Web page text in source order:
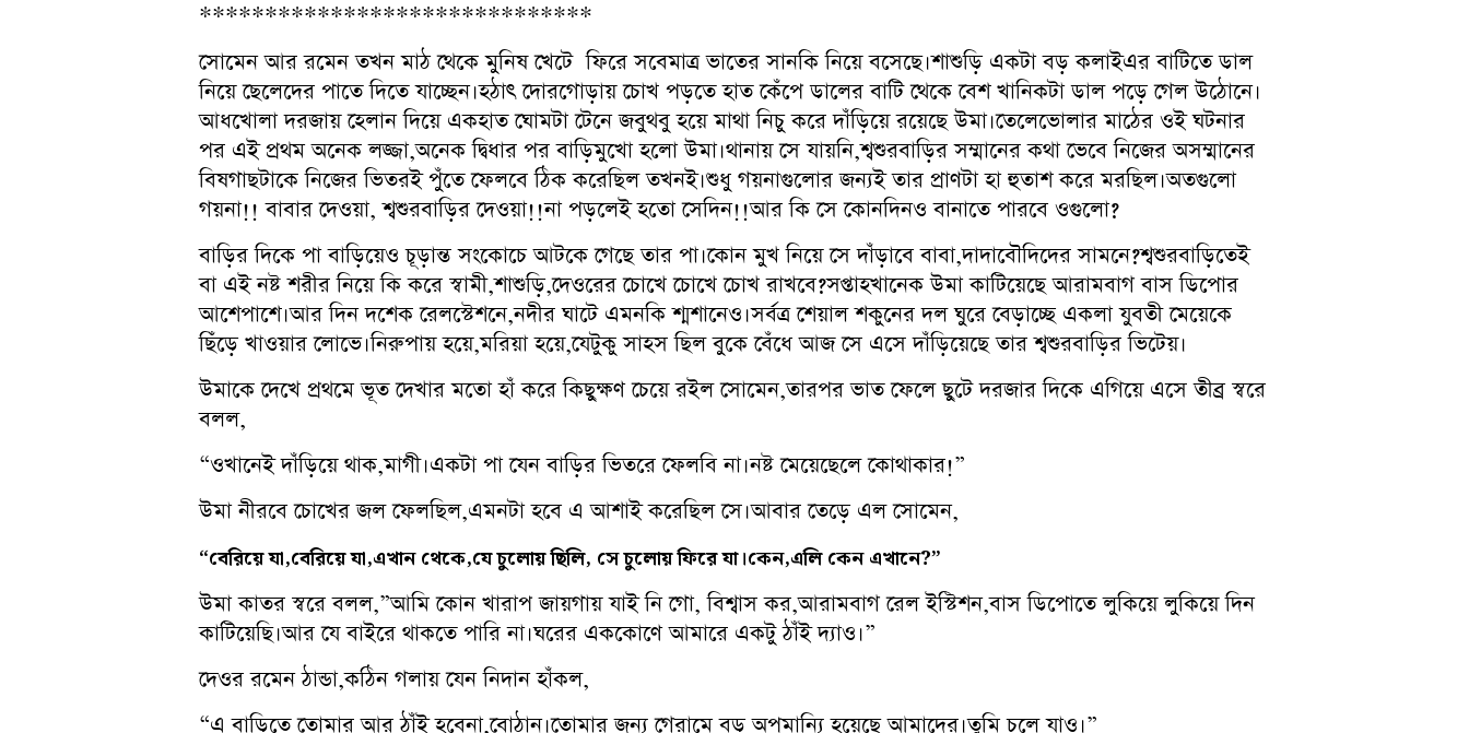
******************************
সোমেন আর রমেন তখন মাঠ থেকে মুনিষ খেটে ফিরে সবেমাত্র ভাতের সানকি নিয়ে বসেছে।শাশুড়ি একটা বড় কলাইএর বাটিতে ডাল
নিয়ে ছেলেদের পাতে দিতে যাচ্ছেন।হঠাৎ দোরগোড়ায় চোখ পড়তে হাত কেঁপে ডালের বাটি থেকে বেশ খানিকটা ডাল পড়ে গেল উঠোনে।
আধখোলা দরজায় হেলান দিয়ে একহাত ঘোমটা টেনে জবুথবু হয়ে মাথা নিচু করে দাঁড়িয়ে রয়েছে উমা।তেলেভোলার মাঠের ওই ঘটনার
পর এই প্রথম অনেক লজ্জা,অনেক দ্বিধার পর বাড়িমুখো হলো উমা।থানায় সে যায়নি,শ্বশুরবাড়ির সম্মানের কথা ভেবে নিজের অসম্মানের
বিষগাছটাকে নিজের ভিতরই পুঁতে ফেলবে ঠিক করেছিল তখনই।শুধু গয়নাগুলোর জন্যই তার প্রাণটা হা হুতাশ করে মরছিল।অতগুলো
গয়না!! বাবার দেওয়া, শ্বশুরবাড়ির দেওয়া!!না পড়লেই হতো সেদিন!!আর কি সে কোনদিনও বানাতে পারবে ওগুলো?
বাড়ির দিকে পা বাড়িয়েও চূড়ান্ত সংকোচে আটকে গেছে তার পা।কোন মুখ নিয়ে সে দাঁড়াবে বাবা,দাদাবৌদিদের সামনে?শ্বশুরবাড়িতেই
বা এই নষ্ট শরীর নিয়ে কি করে স্বামী,শাশুড়ি,দেওরের চোখে চোখে চোখ রাখবে?সপ্তাহখানেক উমা কাটিয়েছে আরামবাগ বাস ডিপোর
আশেপাশে।আর দিন দশেক রেলস্টেশনে,নদীর ঘাটে এমনকি শ্মশানেও।সর্বত্র শেয়াল শকুনের দল ঘুরে বেড়াচ্ছে একলা যুবতী মেয়েকে
ছিঁড়ে খাওয়ার লোভে।নিরুপায় হয়ে,মরিয়া হয়ে,যেটুকু সাহস ছিল বুকে বেঁধে আজ সে এসে দাঁড়িয়েছে তার শ্বশুরবাড়ির ভিটেয়।
উমাকে দেখে প্রথমে ভূত দেখার মতো হাঁ করে কিছুক্ষণ চেয়ে রইল সোমেন,তারপর ভাত ফেলে ছুটে দরজার দিকে এগিয়ে এসে তীব্র স্বরে
বলল,
“ওখানেই দাঁড়িয়ে থাক,মাগী।একটা পা যেন বাড়ির ভিতরে ফেলবি না।নষ্ট মেয়েছেলে কোথাকার!”
উমা নীরবে চোখের জল ফেলছিল,এমনটা হবে এ আশাই করেছিল সে।আবার তেড়ে এল সোমেন,
“বেরিয়ে যা,বেরিয়ে যা,এখান থেকে,যে চুলোয় ছিলি, সে চুলোয় ফিরে যা।কেন,এলি কেন এখানে?”
উমা কাতর স্বরে বলল,”আমি কোন খারাপ জায়গায় যাই নি গো, বিশ্বাস কর,আরামবাগ রেল ইস্টিশন,বাস ডিপোতে লুকিয়ে লুকিয়ে দিন
কাটিয়েছি।আর যে বাইরে থাকতে পারি না।ঘরের এককোণে আমারে একটু ঠাঁই দ্যাও।”
দেওর রমেন ঠান্ডা,কঠিন গলায় যেন নিদান হাঁকল,
“এ বাড়িতে তোমার আর ঠাঁই হবেনা,বোঠান।তোমার জন্য গেরামে বড় অপমান্যি হয়েছে আমাদের।তুমি চলে যাও।”